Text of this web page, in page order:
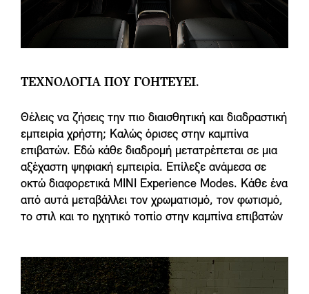
ΤΕΧΝΟΛΟΓΙΑ ΠΟΥ ΓΟΗΤΕΥΕΙ.
Θέλεις να ζήσεις την πιο διαισθητική και διαδραστική
εμπειρία χρήστη; Καλώς όρισες στην καμπίνα
επιβατών. Εδώ κάθε διαδρομή μετατρέπεται σε μια
αξέχαστη ψηφιακή εμπειρία. Επίλεξε ανάμεσα σε
οκτώ διαφορετικά MINI Experience Modes. Κάθε ένα
από αυτά μεταβάλλει τον χρωματισμό, τον φωτισμό,
το στιλ και το ηχητικό τοπίο στην καμπίνα επιβατών